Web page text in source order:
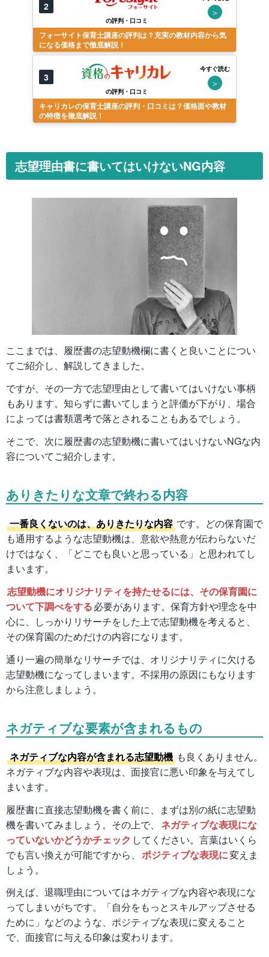
2
の評判・口コミ
＞
フォーサイト保育士講座の評判は？充実の教材内容から気
になる価格まで徹底解説！
3
の評判・口コミ
今すぐ読む
＞
キャリカレの保育士講座の評判・口コミは？価格面や教材
の特徴を徹底解説！
志望理由書に書いてはいけないNG内容
ここまでは、履歴書の志望動機欄に書くと良いことについ
てご紹介し、解説してきました。
ですが、その一方で志望理由として書いてはいけない事柄
もあります。知らずに書いてしまうと評価が下がり、場合
によっては書類選考で落とされることもあるでしょう。
そこで、次に履歴書の志望動機に書いてはいけないNGな内
容についてご紹介します。
ありきたりな文章で終わる内容
一番良くないのは、ありきたりな内容 です。どの保育園で
も通用するような志望動機は、意欲や熱意が伝わらないだ
けではなく、「どこでも良いと思っている」と思われてし
まいます。
志望動機にオリジナリティを持たせるには、その保育園に
ついて下調べをする必要があります。保育方針や理念を中
心に、しっかりリサーチをした上で志望動機を考えると、
その保育園のためだけの内容になります。
通り一遍の簡単なリサーチでは、オリジナリティに欠ける
志望動機になってしまいます。不採用の原因にもなります
から注意しましょう。
ネガティブな要素が含まれるもの
ネガティブな内容が含まれる志望動機 も良くありません。
ネガティブな内容や表現は、面接官に悪い印象を与えてし
まいます。
履歴書に直接志望動機を書く前に、まずは別の紙に志望動
機を書いてみましょう。その上で、 ネガティブな表現にな
っていないかどうかチェック してください。言葉はいくら
でも言い換えが可能ですから、 ポジティブな表現に変えま
しょう。
例えば、退職理由についてはネガティブな内容や表現にな
ってしまいがちです。「自分をもっとスキルアップさせる
ために」などのような、ポジティブな表現に変えること
で、面接官に与える印象は変わります。